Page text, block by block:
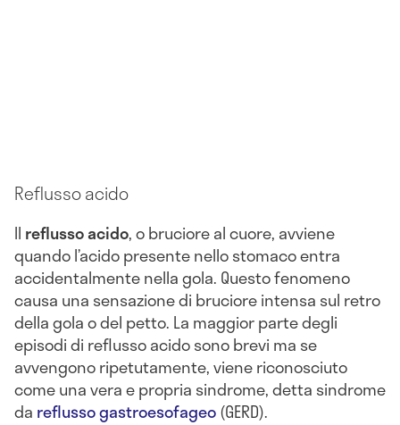
Reflusso acido
Il reflusso acido, o bruciore al cuore, avviene
quando l’acido presente nello stomaco entra
accidentalmente nella gola. Questo fenomeno
causa una sensazione di bruciore intensa sul retro
della gola o del petto. La maggior parte degli
episodi di reflusso acido sono brevi ma se
avvengono ripetutamente, viene riconosciuto
come una vera e propria sindrome, detta sindrome
da reflusso gastroesofageo(GERD).